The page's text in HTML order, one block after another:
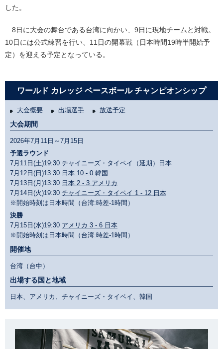
した。
8日に大会の舞台である台湾に向かい、9日に現地チームと対戦。
10日には公式練習を行い、11日の開幕戦（日本時間19時半開始予
定）を迎える予定となっている。
ワールド カレッジ ベースボール チャンピオンシップ
大会概要 出場選手 放送予定
大会期間
2026年7月11日～7月15日
予選ラウンド
7月11日(土)19:30 チャイニーズ・タイペイ（延期）日本
7月12日(日)13:30 日本 10 - 0 韓国
7月13日(月)13:30 日本 2 - 3 アメリカ
7月14日(火)19:30 チャイニーズ・タイペイ 1 - 12 日本
※開始時刻は日本時間（台湾:時差-1時間）
決勝
7月15日(水)19:30 アメリカ 3 - 6 日本
※開始時刻は日本時間（台湾:時差-1時間）
開催地
台湾（台中）
出場する国と地域
日本、アメリカ、チャイニーズ・タイペイ、韓国